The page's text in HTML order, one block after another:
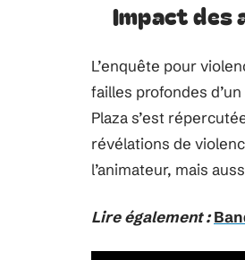
Impact des
L’enquête pour
failles profondes
Plaza s’est
révélations de
l’animateur, mais
Lire également :